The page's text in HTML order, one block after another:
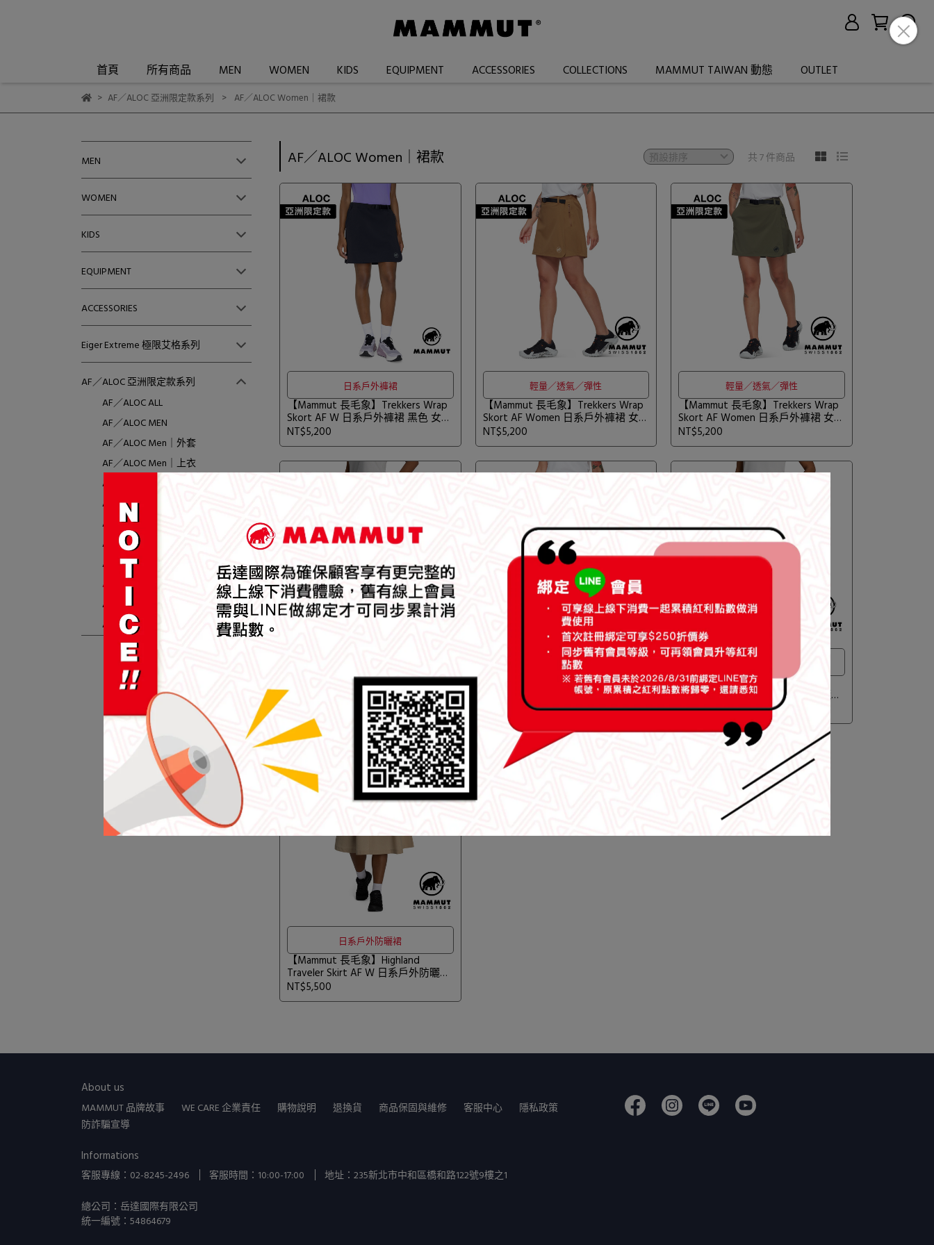
首頁 所有商品 MEN WOMEN KIDS EQUIPMENT ACCESSORIES COLLECTIONS MAMMUT TAIWAN 動態 OUTLET
AF／ALOC 亞洲限定款系列 AF／ALOC Women｜裙款
MEN
WOMEN
KIDS
EQUIPMENT
ACCESSORIES
Eiger Extreme 極限艾格系列
AF／ALOC 亞洲限定款系列
AF／ALOC ALL
AF／ALOC MEN
AF／ALOC Men｜外套
AF／ALOC Men｜上衣
AF／ALOC Men｜褲款
AF／ALOC Women
AF／ALOC Women｜外套
AF／ALOC Women｜上衣
AF／ALOC Women｜褲款
AF／ALOC Women｜裙款
AF／ALOC 中性款｜外套＆上衣
AF／ALOC 配件
AF／ALOC Women｜裙款 共 7 件商品
日系戶外褲裙
【Mammut 長毛象】Trekkers Wrap
Skort AF W 日系戶外褲裙 黑色 女款
#1023-01091
NT$5,200
輕量／透氣／彈性
【Mammut 長毛象】Trekkers Wrap
Skort AF Women 日系戶外褲裙 女款
黏土棕 #1023-01090
NT$5,200
輕量／透氣／彈性
【Mammut 長毛象】Trekkers Wrap
Skort AF Women 日系戶外褲裙 女款
深沼澤綠 #1023-01090
NT$5,200
【Mammut 長毛象】Highland
Traveler Skirt AF W 日系戶外防曬長
裙 女款 深沼澤綠 #1023-01080
日系戶外褲裙
【Mammut 長毛象】Trekkers Wrap
Skort AF Women 日系戶外褲裙 女款
黑色 #1023-01090
NT$5,200
【Mammut 長毛象】Highland
Traveler Skirt AF W 日系戶外防曬裙
女款 黑色 #1023-01080
NT$5,500
日系戶外防曬裙
【Mammut 長毛象】Highland
Traveler Skirt AF W 日系戶外防曬裙
女款 薩凡納褐 #1023-01080
NT$5,500
About us
MAMMUT 品牌故事 WE CARE 企業責任 購物說明 退換貨 商品保固與維修 客服中心
隱私政策
防詐騙宣導
Informations
客服專線：02-8245-2496 客服時間：10:00-17:00 地址：235新北市中和區橋和路122號9樓之1
總公司：岳達國際有限公司
統一編號：54864679